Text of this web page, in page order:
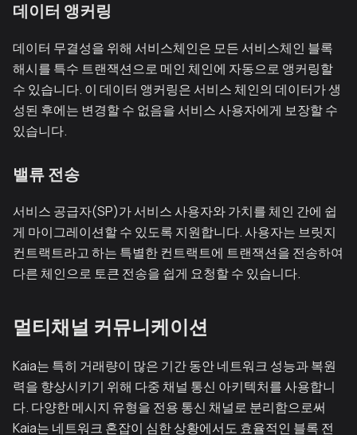
데이터 앵커링
데이터 무결성을 위해 서비스체인은 모든 서비스체인 블록
해시를 특수 트랜잭션으로 메인 체인에 자동으로 앵커링할
수 있습니다. 이 데이터 앵커링은 서비스 체인의 데이터가 생
성된 후에는 변경할 수 없음을 서비스 사용자에게 보장할 수
있습니다.
밸류 전송
서비스 공급자(SP)가 서비스 사용자와 가치를 체인 간에 쉽
게 마이그레이션할 수 있도록 지원합니다. 사용자는 브릿지
컨트랙트라고 하는 특별한 컨트랙트에 트랜잭션을 전송하여
다른 체인으로 토큰 전송을 쉽게 요청할 수 있습니다.
멀티채널 커뮤니케이션
Kaia는 특히 거래량이 많은 기간 동안 네트워크 성능과 복원
력을 향상시키기 위해 다중 채널 통신 아키텍처를 사용합니
다. 다양한 메시지 유형을 전용 통신 채널로 분리함으로써
Kaia는 네트워크 혼잡이 심한 상황에서도 효율적인 블록 전